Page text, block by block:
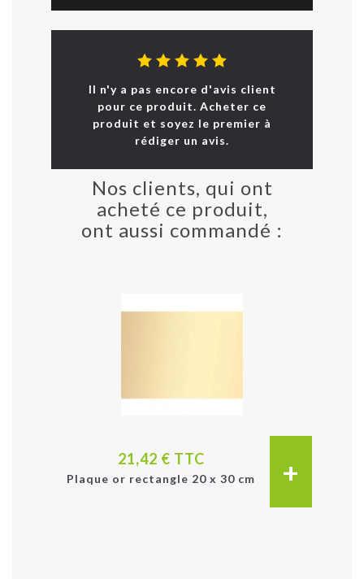
Il n'y a pas encore d'avis client
pour ce produit. Acheter ce
produit et soyez le premier à
rédiger un avis.
Nos clients, qui ont
acheté ce produit,
ont aussi commandé :
21,42 € TTC
Plaque or rectangle 20 x 30 cm +